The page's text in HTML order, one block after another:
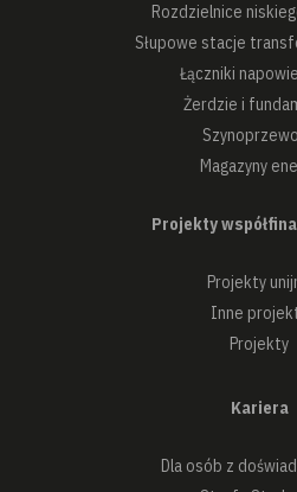
Rozdzielnice
Słupowe stacje
Łączniki
Żerdzie i
Magazyny
Projekty
Projekty
Inne
Projekty
Kariera
Dla osób z